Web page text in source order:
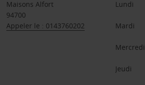
Maisons Alfort
94700
Appeler le : 0143760202
Lundi
Mardi
Mercredi
Jeudi